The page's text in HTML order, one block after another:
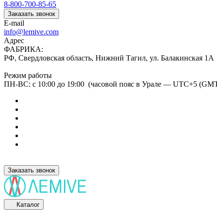
8-800-700-85-65
Заказать звонок
E-mail
info@lemive.com
Адрес
ФАБРИКА:
РФ, Свердловская область, Нижний Тагил, ул. Балакинская 1А
Режим работы
ПН-ВС: с 10:00 до 19:00 (часовой пояс в Урале — UTC+5
Заказать звонок
Каталог